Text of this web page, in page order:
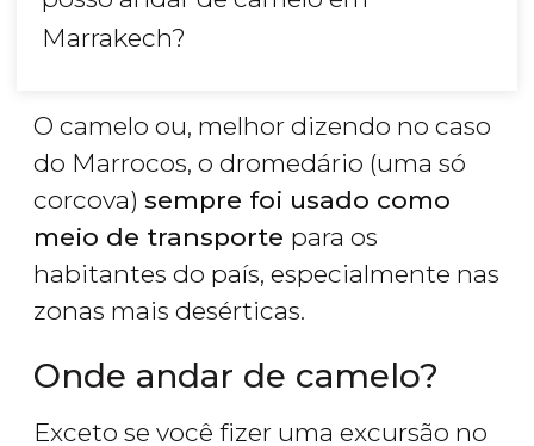
Marrakech?
O camelo ou, melhor dizendo no caso
do Marrocos, o dromedário (uma só
corcova) sempre foi usado como
meio de transporte para os
habitantes do país, especialmente nas
zonas mais desérticas.
Onde andar de camelo?
Exceto se você fizer uma excursão no